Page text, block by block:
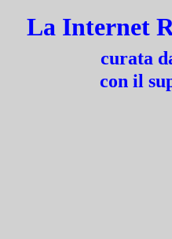
La Internet
curata
con il